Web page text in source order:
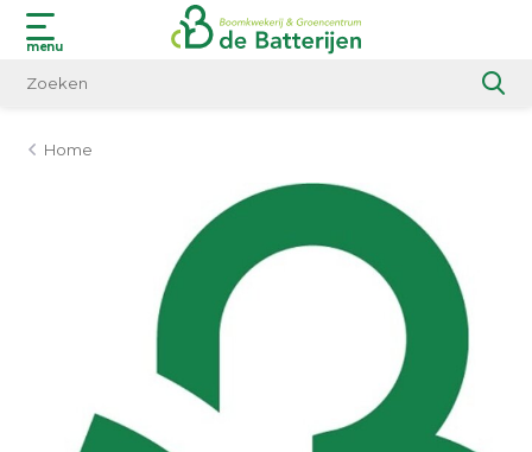
menu
Home